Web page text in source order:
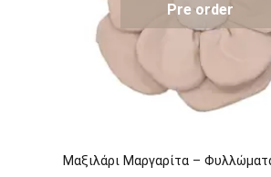
στη
του
Pre order
Μαξιλάρι Μαργαρίτα –